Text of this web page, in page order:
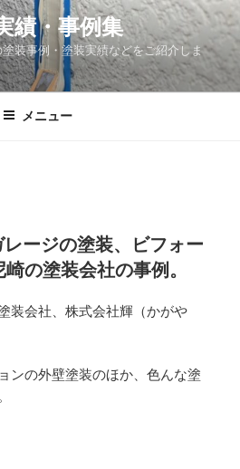
績・事例集
装事例・塗装実績などをご紹介しま
メニュー
ージの塗装、ビフォー
の塗装会社の事例。
装会社、株式会社輝（かがや
ンの外壁塗装のほか、色んな塗